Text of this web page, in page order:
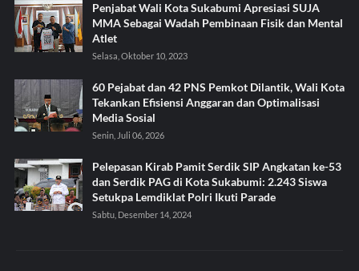
Penjabat Wali Kota Sukabumi Apresiasi SUJA
MMA Sebagai Wadah Pembinaan Fisik dan Mental
Atlet
Selasa, Oktober 10, 2023
60 Pejabat dan 42 PNS Pemkot Dilantik, Wali Kota
Tekankan Efisiensi Anggaran dan Optimalisasi
Media Sosial
Senin, Juli 06, 2026
Pelepasan Kirab Pamit Serdik SIP Angkatan ke-53
dan Serdik PAG di Kota Sukabumi: 2.243 Siswa
Setukpa Lemdiklat Polri Ikuti Parade
Sabtu, Desember 14, 2024